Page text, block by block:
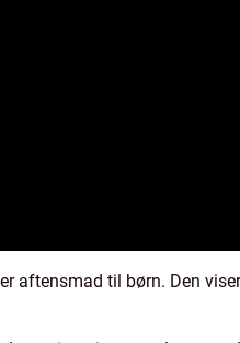
aftensmad til børn. Den